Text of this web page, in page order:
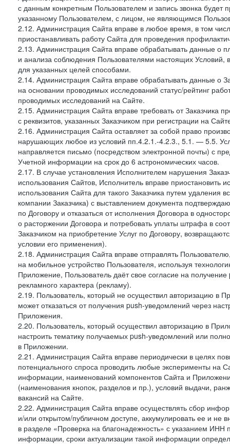
с данным конкретным Пользователем и запись звонка будет
указанному Пользователем, с лицом, не являющимся
2.12. Администрация Сайта вправе в любое время, в том
приостанавливать работу Сайта для проведения
2.13. Администрация Сайта вправе обрабатывать данные о
и анализа соблюдения Пользователями настоящих
для указанных целей способами.
2.14. Администрация Сайта вправе обрабатывать данные о
на основании проводимых исследований статус/рейтинг
проводимых исследований на Сайте.
2.15. Администрация Сайта вправе требовать от Заказчика
с реквизитов, указанных Заказчиком при регистрации на
2.16. Администрация Сайта оставляет за собой право
нарушающих любое из условий пп.4.2.1.-4.2.3., 5.1. — 5.5.
направляется письмо (посредством электронной почты) с
Учетной информации на срок до 6 астрономических часов.
2.17. В случае установления Исполнителем нарушения
использования Сайтов, Исполнитель вправе приостановить
использования Сайта для такого Заказчика путем
компании Заказчика) с выставлением документа
по Договору и отказаться от исполнения Договора в
о расторжении Договора и потребовать уплаты штрафа в
Заказчиком на приобретение Услуг по Договору,
условии его применения).
2.18. Администрация Сайта вправе отправлять
на мобильное устройство Пользователя, используя
Приложение, Пользователь даёт свое согласие на
рекламного характера (рекламу).
2.19. Пользователь, который не осуществил авторизацию в
может отказаться от получения push-уведомлений через
Приложения.
2.20. Пользователь, который осуществил авторизацию в
настроить тематику получаемых push-уведомлений или
в Приложении.
2.21. Администрация Сайта вправе периодически в целях
потенциального спроса проводить любые эксперименты на
информации, наименований компонентов Сайта и
(наименования кнопок, разделов и пр.), условий выдачи,
вакансий на Сайте.
2.22. Администрация Сайта вправе осуществлять сбор
и/или открытом/публичном доступе, аккумулировать ее и не
в разделе «Проверка на благонадежность» с указанием
информации, сроки актуализации такой информации